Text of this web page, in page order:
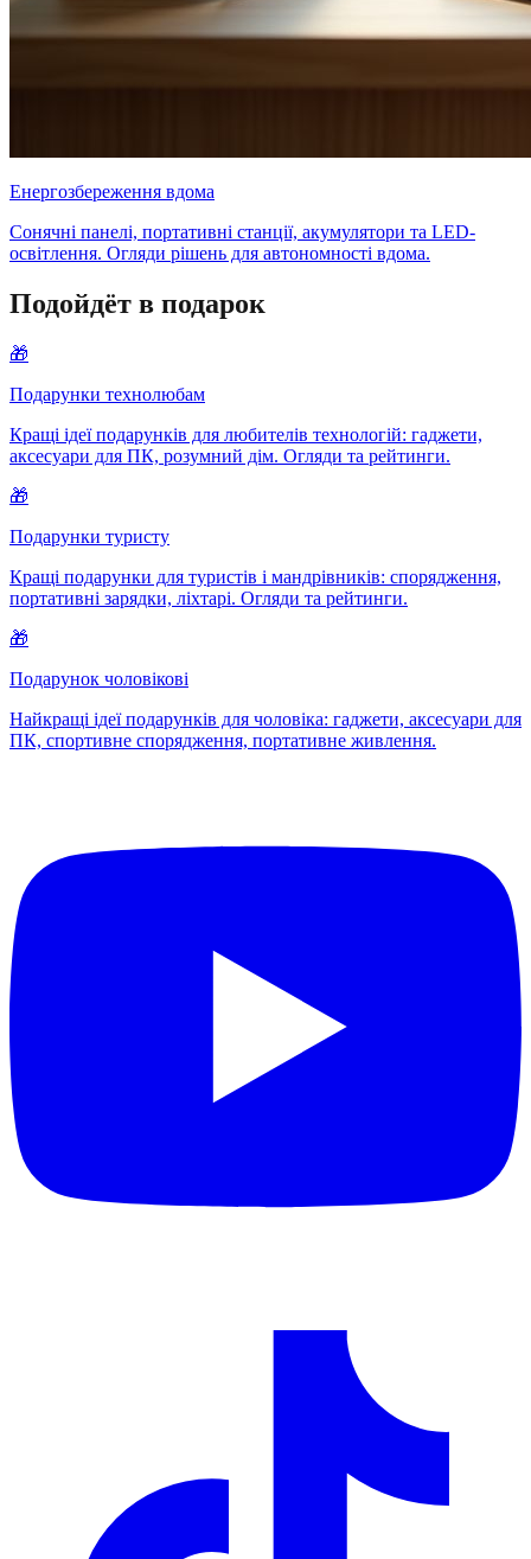
Енергозбереження вдома
Сонячні панелі, портативні станції, акумулятори та LED-
освітлення. Огляди рішень для автономності вдома.
Подойдёт в подарок
🎁
Подарунки технолюбам
Кращі ідеї подарунків для любителів технологій: гаджети,
аксесуари для ПК, розумний дім. Огляди та рейтинги.
🎁
Подарунки туристу
Кращі подарунки для туристів і мандрівників: спорядження,
портативні зарядки, ліхтарі. Огляди та рейтинги.
🎁
Подарунок чоловікові
Найкращі ідеї подарунків для чоловіка: гаджети, аксесуари для
ПК, спортивне спорядження, портативне живлення.